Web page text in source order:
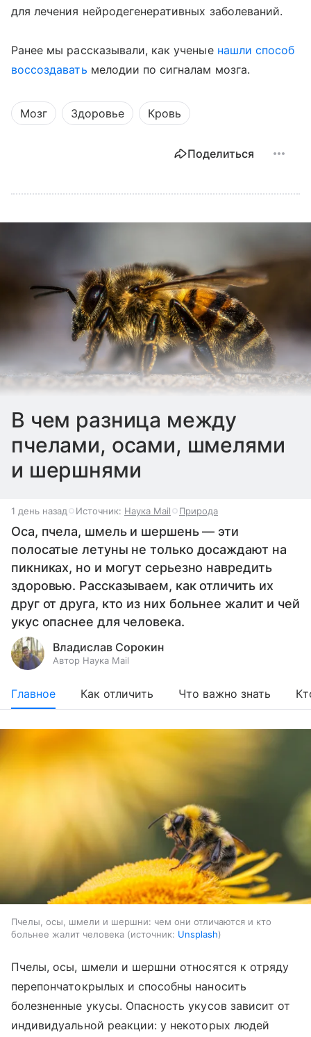
для лечения нейродегенеративных заболеваний.
Ранее мы рассказывали, как ученые нашли способ
воссоздавать мелодии по сигналам мозга.
Мозг Здоровье Кровь
Поделиться
В чем разница между
пчелами, осами, шмелями
и шершнями
1 день назад Источник: Наука Mail Природа
Оса, пчела, шмель и шершень — эти
полосатые летуны не только досаждают на
пикниках, но и могут серьезно навредить
здоровью. Рассказываем, как отличить их
друг от друга, кто из них больнее жалит и чей
укус опаснее для человека.
Владислав Сорокин
Автор Наука Mail
Главное Как отличить Что важно знать
Пчелы, осы, шмели и шершни: чем они отличаются и кто
больнее жалит человека
источник: Unsplash
Пчелы, осы, шмели и шершни относятся к отряду
перепончатокрылых и способны наносить
болезненные укусы. Опасность укусов зависит от
индивидуальной реакции: у некоторых людей